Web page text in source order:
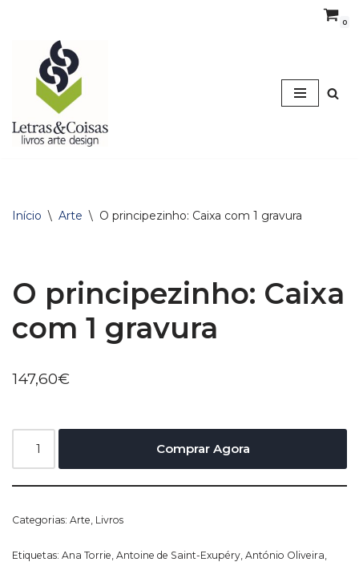
Avançar
conteúdo
0
Início \ Arte \ O principezinho: Caixa com 1 gravura
O principezinho: Caixa
com 1 gravura
147,60€
Comprar Agora
Categorias: Arte Livros
Etiquetas: Ana Torrie Antoine de Saint-Exupéry António Oliveira